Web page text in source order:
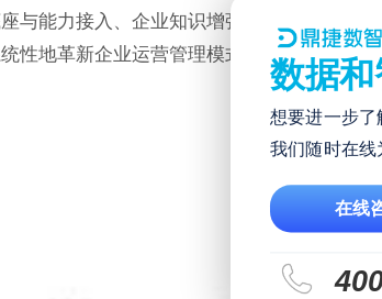
与能力接入、企业知识增强、智能决策与
性地革新企业运营管理模式。
数据
想要进一步了
我们随时在线
在线